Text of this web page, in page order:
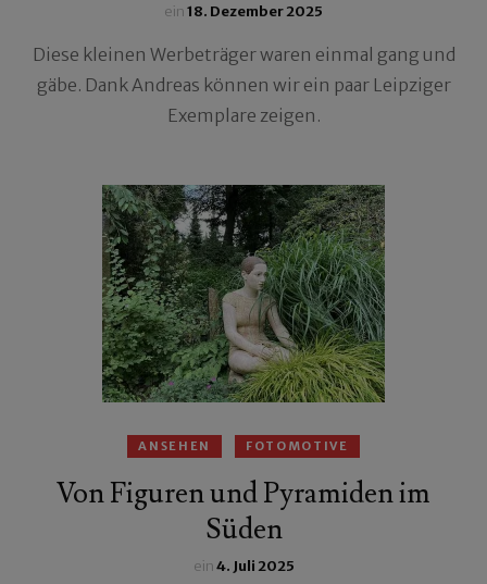
ein18. Dezember 2025
Diese kleinen Werbeträger waren einmal gang und
gäbe. Dank Andreas können wir ein paar Leipziger
Exemplare zeigen.
ANSEHEN FOTOMOTIVE
Von Figuren und Pyramiden im
Süden
ein4. Juli 2025